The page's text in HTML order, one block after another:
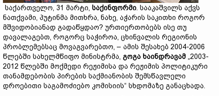
საქართველო, 31 მარტი, საქინფორმი. სააკაშვილს აქვს
ნათქვამი, პუტინმა მითხრა, ნახე, აჭარის საკითხი როგორ
მშვიდობიანად გადაწყდაო? ურთიერთობებს ისე თუ
დავალაგებთ, როგორც საჭიროა, ცხინვალის რეგიონის
პრობლემებსაც მოვაგვარებთო, – ამის შესახებ 2004-2006
წლებში სახელმწიფო მინისტრმა, გოგა ხაინდრავამ „2003-
2012 წლებში მოქმედი რეჟიმისა და რეჟიმის პოლიტიკური
თანამდებობის პირების საქმიანობის შემსწავლელი
დროებითი საგამოძიებო კომისიის“ სხდომაზე განაცხადა.